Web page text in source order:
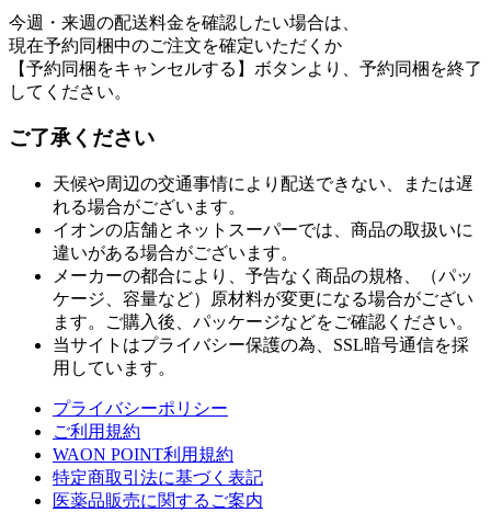
今週・来週の配送料金を確認したい場合は、
現在予約同梱中のご注文を確定いただくか
【予約同梱をキャンセルする】ボタンより、予約同梱を終了
してください。
ご了承ください
天候や周辺の交通事情により配送できない、または遅
れる場合がございます。
イオンの店舗とネットスーパーでは、商品の取扱いに
違いがある場合がございます。
メーカーの都合により、予告なく商品の規格、（パッ
ケージ、容量など）原材料が変更になる場合がござい
ます。ご購入後、パッケージなどをご確認ください。
当サイトはプライバシー保護の為、SSL暗号通信を採
用しています。
プライバシーポリシー
ご利用規約
WAON POINT利用規約
特定商取引法に基づく表記
医薬品販売に関するご案内